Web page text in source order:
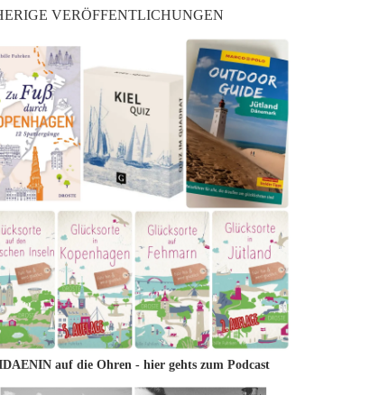
VERÖFFENTLICHUNGEN
auf die Ohren - hier gehts zum Podcast